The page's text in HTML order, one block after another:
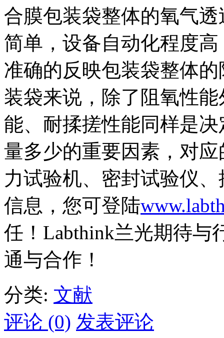
合膜包装袋整体的氧气
简单，设备自动化程度
准确的反映包装袋整体
装袋来说，除了阻氧性
能、耐揉搓性能同样是
量多少的重要因素，对
力试验机、密封试验仪
信息，您可登陆
任！Labthink兰光期待与
通与合作！
分类: 文献
评论 (0) 发表评论